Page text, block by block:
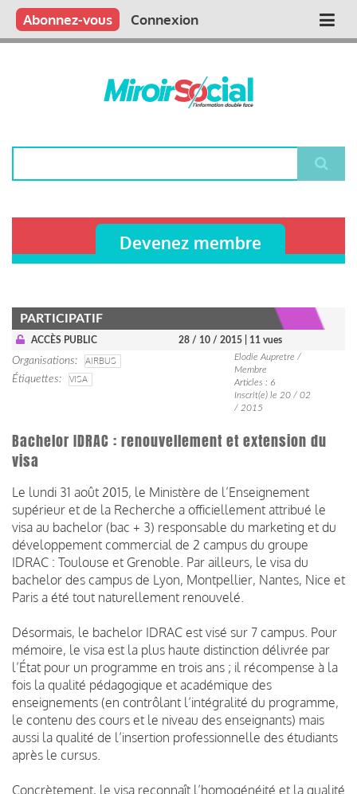
Aller
contenu
Main
Qui sommes nous ?
Vous publiez
Nous publions
Contactez-nous
Abonnez-vous Connexion
Devenez membre
PARTICIPATIF
ACCÈS PUBLIC 28 / 10 / 2015 | 11 vues
Organisations
AIRBUS
Étiquettes
VISA
Elodie Aupretre /
Membre
Articles : 6
Inscrit(e) le 20 / 02
/ 2015
Bachelor IDRAC : renouvellement et extension du
visa
Le lundi 31 août 2015, le Ministère de l’Enseignement
supérieur et de la Recherche a officiellement attribué le
visa au bachelor (bac + 3) responsable du marketing et du
développement commercial de 2 campus du groupe
IDRAC : Toulouse et Grenoble. Par ailleurs, le visa du
bachelor des campus de Lyon, Montpellier, Nantes, Nice et
Paris a été tout naturellement renouvelé.
Désormais, le bachelor IDRAC est visé sur 7 campus. Pour
mémoire, le visa est la plus haute distinction délivrée par
l’État pour un programme en trois ans ; il récompense à la
fois la qualité pédagogique et académique des
enseignements (en contrôlant l’intégralité du programme,
le contenu des cours et le niveau des enseignants) mais
aussi la qualité de l’insertion professionnelle des étudiants
après le cursus.
Concrètement, le visa reconnaît l’homogénéité et la qualité